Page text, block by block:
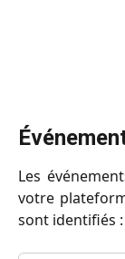
Les
votre
sont identifiés :